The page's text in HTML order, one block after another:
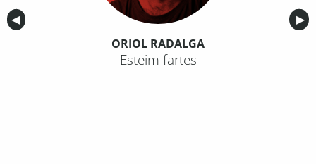
Anterior
◀︎ ▶︎
ORIOL RADALGA
Esteim fartes